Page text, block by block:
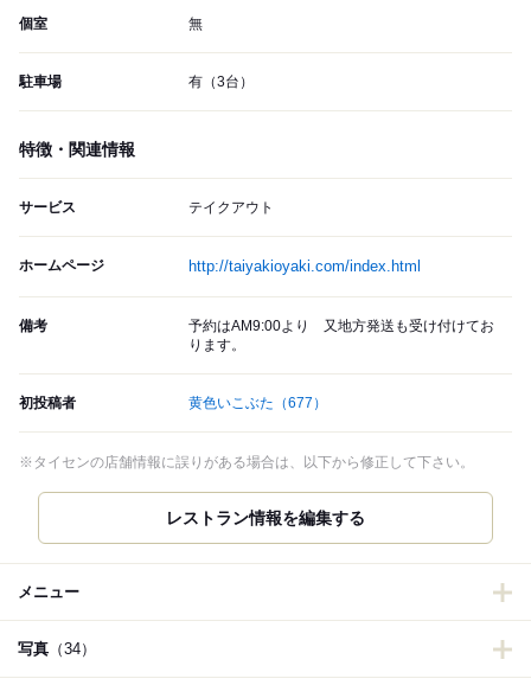
個室 無
駐車場 有（3台）
特徴・関連情報
サービス テイクアウト
ホームページ http://taiyakioyaki.com/index.html
備考
予約はAM9:00より 又地方発送も受け付けてお
ります。
初投稿者 黄色いこぶた （677）
※タイセンの店舗情報に誤りがある場合は、以下から修正して下さい。
レストラン情報を編集する
メニュー
写真 （34）